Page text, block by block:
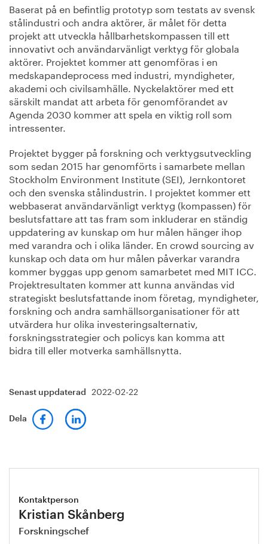
Baserat på en befintlig prototyp som testats av svensk
stålindustri och andra aktörer, är målet för detta
projekt att utveckla hållbarhetskompassen till ett
innovativt och användarvänligt verktyg för globala
aktörer. Projektet kommer att genomföras i en
medskapandeprocess med industri, myndigheter,
akademi och civilsamhälle. Nyckelaktörer med ett
särskilt mandat att arbeta för genomförandet av
Agenda 2030 kommer att spela en viktig roll som
intressenter.
Projektet bygger på forskning och verktygsutveckling
som sedan 2015 har genomförts i samarbete mellan
Stockholm Environment Institute (SEI), Jernkontoret
och den svenska stålindustrin. I projektet kommer ett
webbaserat användarvänligt verktyg (kompassen) för
beslutsfattare att tas fram som inkluderar en ständig
uppdatering av kunskap om hur målen hänger ihop
med varandra och i olika länder. En crowd sourcing av
kunskap och data om hur målen påverkar varandra
kommer byggas upp genom samarbetet med MIT ICC.
Projektresultaten kommer att kunna användas vid
strategiskt beslutsfattande inom företag, myndigheter,
forskning och andra samhällsorganisationer för att
utvärdera hur olika investeringsalternativ,
forskningsstrategier och policys kan komma att
bidra till eller motverka samhällsnytta.
Senast uppdaterad 2022-02-22
Dela
Kontaktperson
Kristian Skånberg
Forskningschef